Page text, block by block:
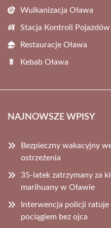
Wulkanizacja Oława
Stacja Kontroli Pojazdów
Restauracje Oława
Kebab Oława
NAJNOWSZE WPISY
Bezpieczny wakacyjny
ostrzeżenia
35-latek zatrzymany za
marihuany w Oławie
Interwencja policji
pociągiem bez ojca